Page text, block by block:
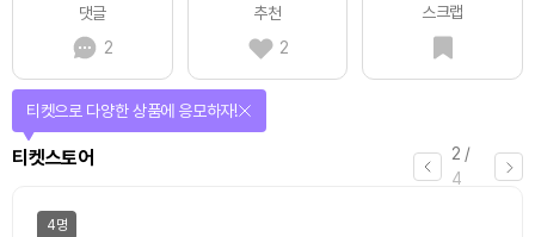
댓글
2
추천
2
스크랩
3 /
4
에어드랍
선물이 쏟아지는 에어드랍 이벤트!
일반